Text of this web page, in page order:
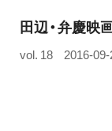
田辺・弁慶
vol. 18 2016-